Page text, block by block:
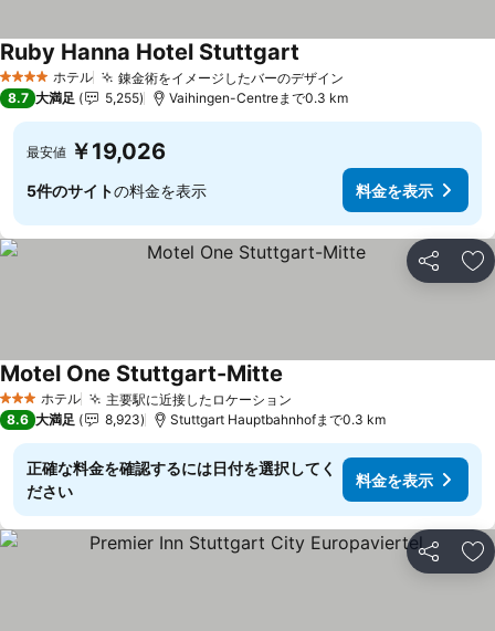
4 ホテルのランク
ホテル 錬金術をイメージしたバーのデザイン
Ruby Hanna Hotel Stuttgart
8.7 大満足 5,255 Vaihingen-Centreまで0.3 km
最安値 ￥19,026
5件のサイトの料金を表示 料金を表示
シェア お
3 ホテルのランク
ホテル 主要駅に近接したロケーション
Motel One Stuttgart-Mitte
8.6 大満足 8,923 Stuttgart Hauptbahnhofまで0.3 km
正確な料金を確認するには日付を選択してく
ださい
料金を表示
シェア お